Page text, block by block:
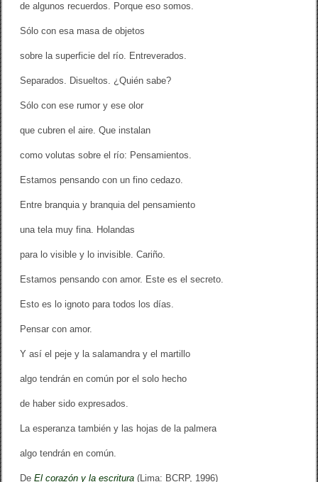
de algunos recuerdos. Porque eso somos.
Sólo con esa masa de objetos
sobre la superficie del río. Entreverados.
Separados. Disueltos. ¿Quién sabe?
Sólo con ese rumor y ese olor
que cubren el aire. Que instalan
como volutas sobre el río: Pensamientos.
Estamos pensando con un fino cedazo.
Entre branquia y branquia del pensamiento
una tela muy fina. Holandas
para lo visible y lo invisible. Cariño.
Estamos pensando con amor. Este es el secreto.
Esto es lo ignoto para todos los días.
Pensar con amor.
Y así el peje y la salamandra y el martillo
algo tendrán en común por el solo hecho
de haber sido expresados.
La esperanza también y las hojas de la palmera
algo tendrán en común.
DeEl corazón y la escritura (Lima: BCRP, 1996)